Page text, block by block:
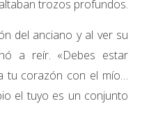
trozos profundos.
del anciano y al ver su
a reír. «Debes estar
tu corazón con el mío…
el tuyo es un conjunto